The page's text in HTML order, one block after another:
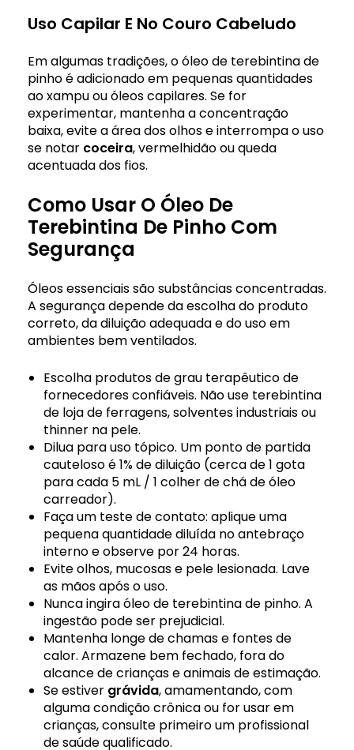
Uso Capilar E No Couro Cabeludo
Em algumas tradições, o óleo de terebintina de
pinho é adicionado em pequenas quantidades
ao xampu ou óleos capilares. Se for
experimentar, mantenha a concentração
baixa, evite a área dos olhos e interrompa o uso
se notar coceira, vermelhidão ou queda
acentuada dos fios.
Como Usar O Óleo De
Terebintina De Pinho Com
Segurança
Óleos essenciais são substâncias concentradas.
A segurança depende da escolha do produto
correto, da diluição adequada e do uso em
ambientes bem ventilados.
Escolha produtos de grau terapêutico de
fornecedores confiáveis. Não use terebintina
de loja de ferragens, solventes industriais ou
thinner na pele.
Dilua para uso tópico. Um ponto de partida
cauteloso é 1% de diluição (cerca de 1 gota
para cada 5 mL / 1 colher de chá de óleo
carreador).
Faça um teste de contato: aplique uma
pequena quantidade diluída no antebraço
interno e observe por 24 horas.
Evite olhos, mucosas e pele lesionada. Lave
as mãos após o uso.
Nunca ingira óleo de terebintina de pinho. A
ingestão pode ser prejudicial.
Mantenha longe de chamas e fontes de
calor. Armazene bem fechado, fora do
alcance de crianças e animais de estimação.
Se estiver grávida, amamentando, com
alguma condição crônica ou for usar em
crianças, consulte primeiro um profissional
de saúde qualificado.